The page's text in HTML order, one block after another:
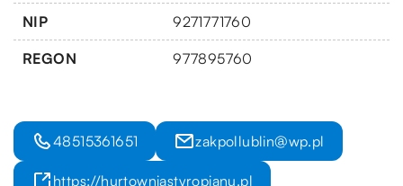
NIP 9271771760
REGON 977895760
48515361651 zakpollublin@wp.pl
https://hurtowniastyropianu.pl